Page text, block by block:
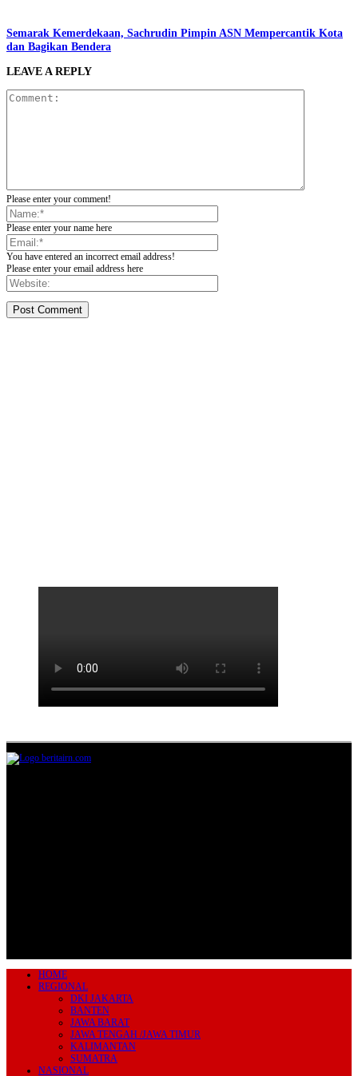
Semarak Kemerdekaan, Sachrudin Pimpin ASN Mempercantik Kota
dan Bagikan Bendera
LEAVE A REPLY
Please enter your comment!
Please enter your name here
You have entered an incorrect email address!
Please enter your email address here
HOME
REGIONAL
DKI JAKARTA
BANTEN
JAWA BARAT
JAWA TENGAH /JAWA TIMUR
KALIMANTAN
SUMATRA
NASIONAL